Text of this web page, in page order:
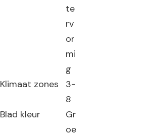
te
rv
or
mi
g
Klimaat zones
3-
8
Blad kleur
Gr
oe